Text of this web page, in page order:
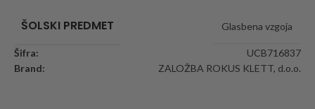
ŠOLSKI PREDMET Glasbena vzgoja
Šifra:
UCB716837
Brand:
ZALOŽBA ROKUS KLETT, d.o.o.